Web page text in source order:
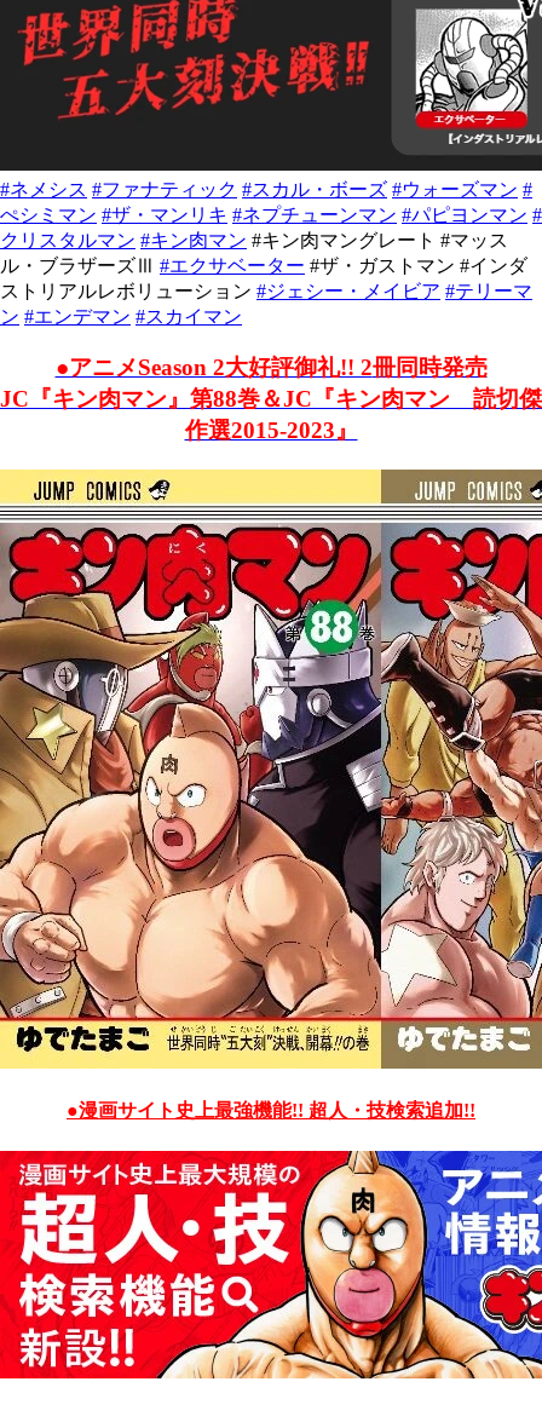
#ネメシス #ファナティック #スカル・ボーズ #ウォーズマン #
ぺシミマン #ザ・マンリキ #ネプチューンマン #パピヨンマン #
クリスタルマン #キン肉マン #キン肉マングレート #マッス
ル・ブラザーズⅢ #エクサベーター #ザ・ガストマン #インダ
ストリアルレボリューション #ジェシー・メイビア #テリーマ
ン #エンデマン #スカイマン
●アニメSeason 2大好評御礼!! 2冊同時発売
JC『キン肉マン』第88巻＆JC『キン肉マン 読切傑
作選2015-2023』
●漫画サイト史上最強機能!! 超人・技検索追加!!